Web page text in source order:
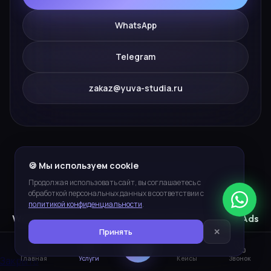
WhatsApp
Telegram
zakaz@yuva-studia.ru
ПЛАТФОРМЫ И ИНСТРУМЕНТЫ
WordPressWooCommerceЯндекс Директ Google Ads
WildberriesБитрикс24 Rank Math
Главная Услуги Кейсы Звонок
Закрыть
🍪 Мы используем cookie
Продолжая использовать сайт, вы соглашаетесь с
обработкой персональных данных в соответствии с
политикой конфиденциальности.
Принять ✕